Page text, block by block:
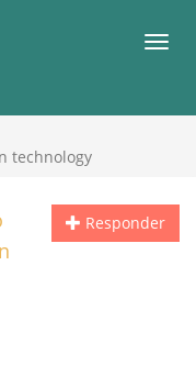
technology
Responder